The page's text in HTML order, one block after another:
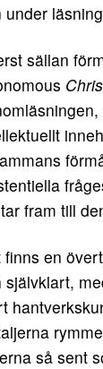
under
sällan
fram till
finns en
självklart,
så sent